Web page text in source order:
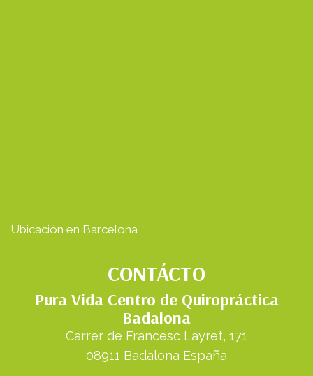
Ubicación en Barcelona
CONTÁCTO
Pura Vida Centro de Quiropráctica
Badalona
Carrer de Francesc Layret, 171
08911 Badalona España